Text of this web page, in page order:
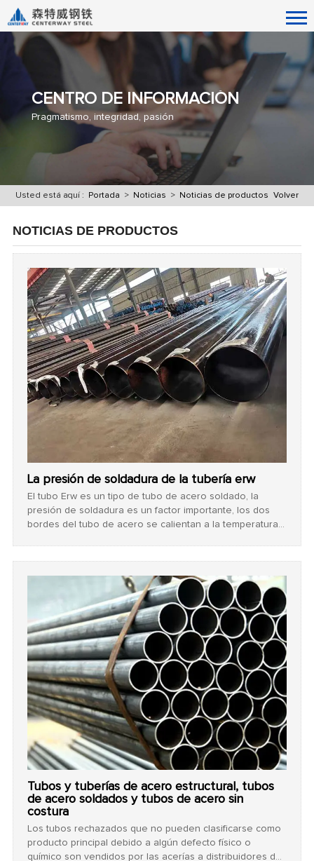
CENTRO DE INFORMACIÓN
Pragmatismo, integridad, pasión
Volver
Usted está aquí : Portada > Noticias > Noticias de productos
NOTICIAS DE PRODUCTOS
La presión de soldadura de la tubería erw
El tubo Erw es un tipo de tubo de acero soldado, la
presión de soldadura es un factor importante, los dos
bordes del tubo de acero se calientan a la temperatura
Tubos y tuberías de acero estructural, tubos
de acero soldados y tubos de acero sin
costura
Los tubos rechazados que no pueden clasificarse como
producto principal debido a algún defecto físico o
químico son vendidos por las acerías a distribuidores de